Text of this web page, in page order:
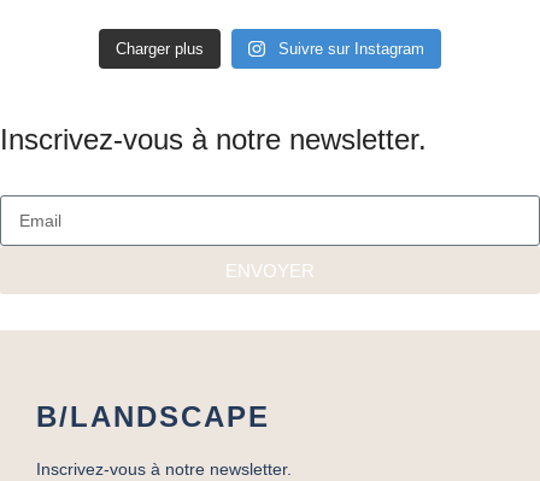
Charger plus Suivre sur Instagram
Inscrivez-vous à notre newsletter.
ENVOYER
B/LANDSCAPE
Inscrivez-vous à notre newsletter.